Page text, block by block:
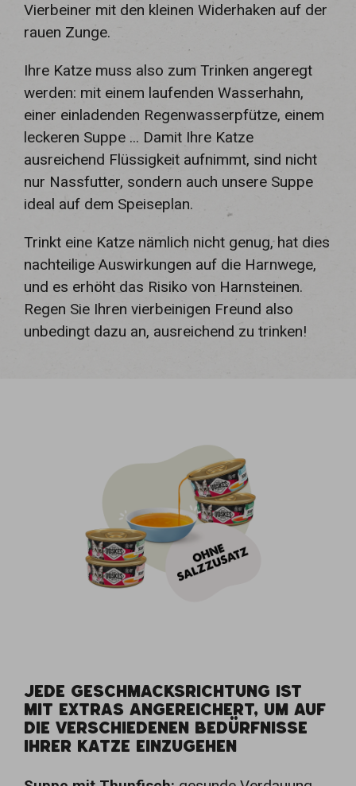
Vierbeiner mit den kleinen Widerhaken auf der
rauen Zunge.
Ihre Katze muss also zum Trinken angeregt
werden: mit einem laufenden Wasserhahn,
einer einladenden Regenwasserpfütze, einem
leckeren Suppe ... Damit Ihre Katze
ausreichend Flüssigkeit aufnimmt, sind nicht
nur Nassfutter, sondern auch unsere Suppe
ideal auf dem Speiseplan.
Trinkt eine Katze nämlich nicht genug, hat dies
nachteilige Auswirkungen auf die Harnwege,
und es erhöht das Risiko von Harnsteinen.
Regen Sie Ihren vierbeinigen Freund also
unbedingt dazu an, ausreichend zu trinken!
JEDE GESCHMACKSRICHTUNG IST
MIT EXTRAS ANGEREICHERT, UM AUF
DIE VERSCHIEDENEN BEDÜRFNISSE
IHRER KATZE EINZUGEHEN